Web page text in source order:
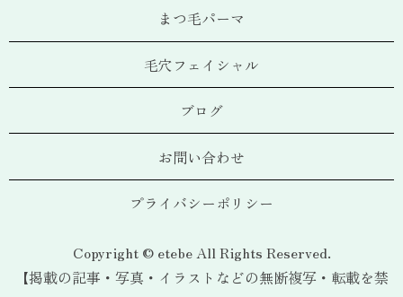
まつ毛パーマ
毛穴フェイシャル
ブログ
お問い合わせ
プライバシーポリシー
Copyright © etebe All Rights Reserved.
【掲載の記事・写真・イラストなどの無断複写・転載を禁